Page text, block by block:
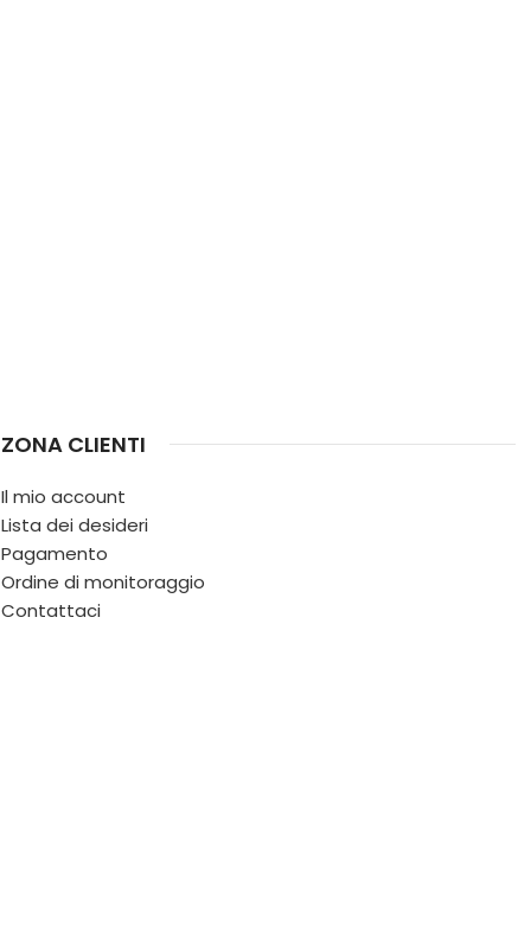
ZONA CLIENTI
Il mio account
Lista dei desideri
Pagamento
Ordine di monitoraggio
Contattaci